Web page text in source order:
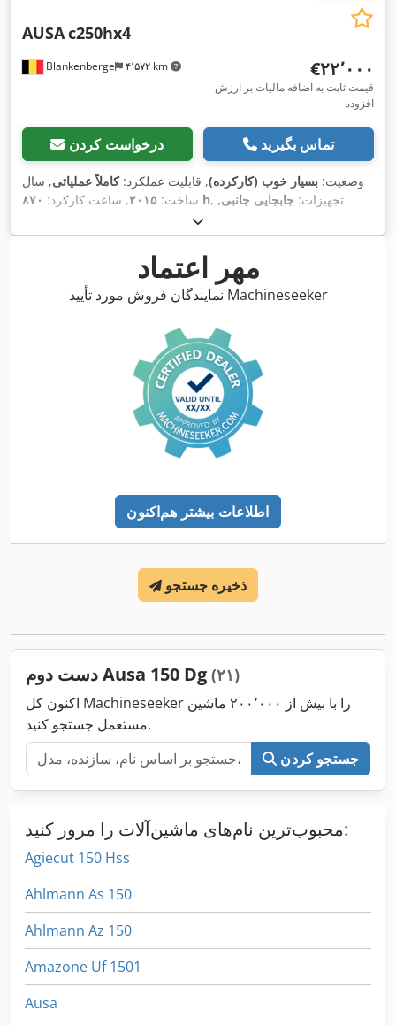
Blankenberge ۴٬۵۷۲ km
AUSAc250hx4
‎€۲۲٬۰۰۰
قیمت ثابت به اضافه مالیات بر ارزش
افزوده
درخواست کردن تماس بگیرید
وضعیت: بسیار خوب (کارکرده), قابلیت عملکرد:کاملاً عملیاتی, سال
ساخت: ۲۰۱۵, ساعت کارکرد: ۸۷۰ h , تجهیزات: جابجایی جانبی,
مهر اعتماد
نمایندگان فروش مورد تأیید Machineseeker
اطلاعات بیشتر هم‌اکنون
ذخیره جستجو
دست دوم Ausa 150 Dg (۲۱)
اکنون کل Machineseeker را با بیش از ۲۰۰٬۰۰۰ ماشین
مستعمل جستجو کنید.
جستجو کردن
محبوب‌ترین نام‌های ماشین‌آلات را مرور کنید:
Agiecut 150 Hss
Ahlmann As 150
Ahlmann Az 150
Amazone Uf 1501
Ausa